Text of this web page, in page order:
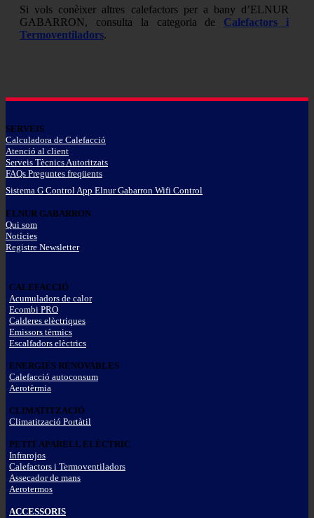
Si vols conèixer altres calefactors per a bany d’ELNUR
GABARRON, consulta la categoria de Calefactors i
Termoventiladors.
SERVEIS
Calculadora de Calefacció
Atenció al client
Serveis Tècnics Autoritzats
FAQs Preguntes freqüents
Sistema G Control App Elnur Gabarron Wifi Control
ELNUR GABARRON
Qui som
Notícies
Registre Newsletter
CALEFACCIÓ
Acumuladors de calor
Ecombi PRO
Calderes elèctriques
Emissors tèrmics
Escalfadors elèctrics
ENERGIES RENOVABLES
Calefacció autoconsum
Aerotèrmia
CLIMATITZACIÓ
Climatització Portàtil
PETIT APARELL ELÈCTRIC
Infrarojos
Calefactors i Termoventiladors
Assecador de mans
Aerotermos
ACCESSORIS